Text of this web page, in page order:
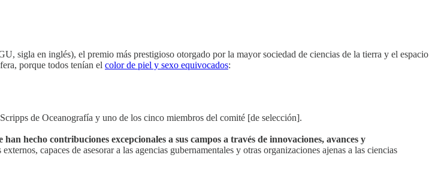
sigla en inglés), el premio más prestigioso otorgado por la mayor sociedad de ciencias de la tierra y el espacio
porque todos tenían el color de piel y sexo equivocados:
de Oceanografía y uno de los cinco miembros del comité [de selección].
han hecho contribuciones excepcionales a sus campos a través de innovaciones, avances y
capaces de asesorar a las agencias gubernamentales y otras organizaciones ajenas a las ciencias